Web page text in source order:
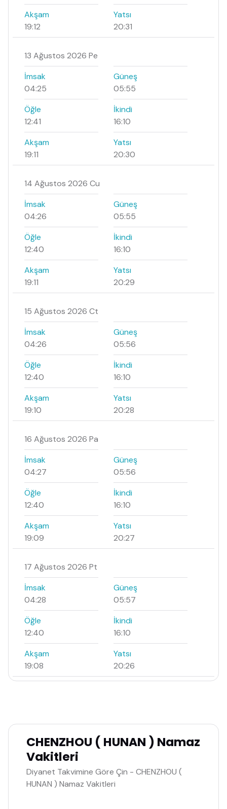
Akşam
19:12
Yatsı
20:31
13 Ağustos 2026 Pe
İmsak
04:25
Güneş
05:55
Öğle
12:41
İkindi
16:10
Akşam
19:11
Yatsı
20:30
14 Ağustos 2026 Cu
İmsak
04:26
Güneş
05:55
Öğle
12:40
İkindi
16:10
Akşam
19:11
Yatsı
20:29
15 Ağustos 2026 Ct
İmsak
04:26
Güneş
05:56
Öğle
12:40
İkindi
16:10
Akşam
19:10
Yatsı
20:28
16 Ağustos 2026 Pa
İmsak
04:27
Güneş
05:56
Öğle
12:40
İkindi
16:10
Akşam
19:09
Yatsı
20:27
17 Ağustos 2026 Pt
İmsak
04:28
Güneş
05:57
Öğle
12:40
İkindi
16:10
Akşam
19:08
Yatsı
20:26
CHENZHOU ( HUNAN ) Namaz
Vakitleri
Diyanet Takvimine Göre Çin - CHENZHOU (
HUNAN ) Namaz Vakitleri